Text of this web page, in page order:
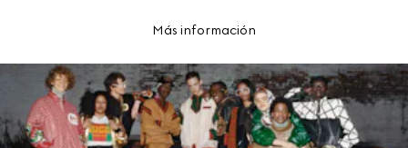
Más información